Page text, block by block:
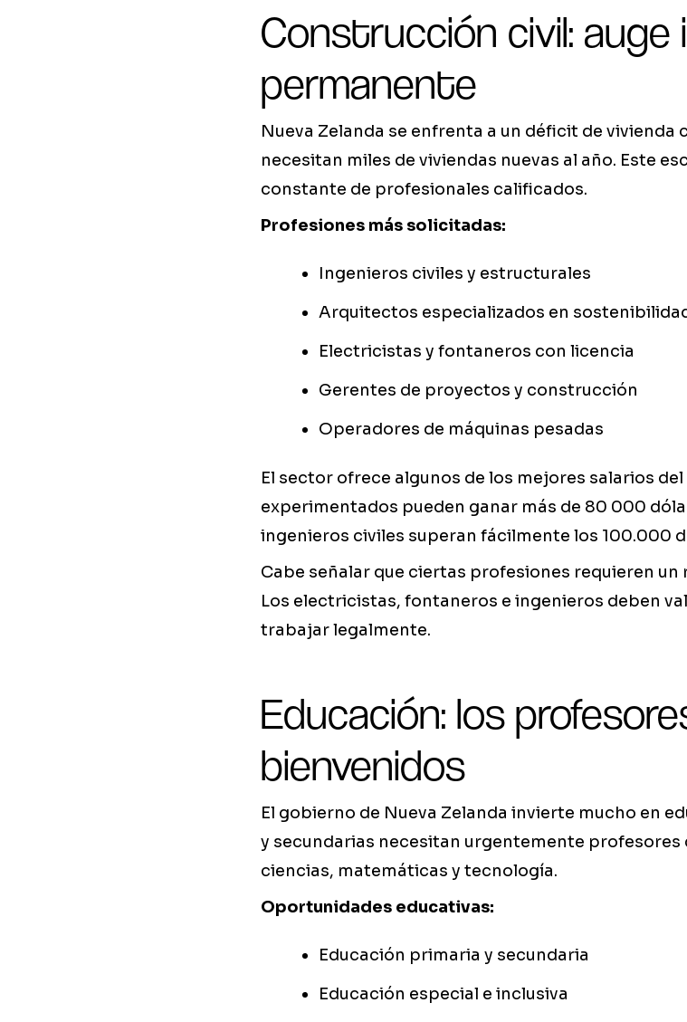
Construcción civil: auge
permanente
Nueva Zelanda se enfrenta a un déficit de
necesitan miles de viviendas nuevas al año. Este
constante de profesionales calificados.
Profesiones más solicitadas:
Ingenieros civiles y estructurales
Arquitectos especializados en
Electricistas y fontaneros con licencia
Gerentes de proyectos y construcción
Operadores de máquinas pesadas
El sector ofrece algunos de los mejores salarios
experimentados pueden ganar más de 80 000
ingenieros civiles superan fácilmente los 100.000
Cabe señalar que ciertas profesiones requieren
Los electricistas, fontaneros e ingenieros deben
trabajar legalmente.
Educación: los
bienvenidos
El gobierno de Nueva Zelanda invierte mucho en
y secundarias necesitan urgentemente
ciencias, matemáticas y tecnología.
Oportunidades educativas:
Educación primaria y secundaria
Educación especial e inclusiva